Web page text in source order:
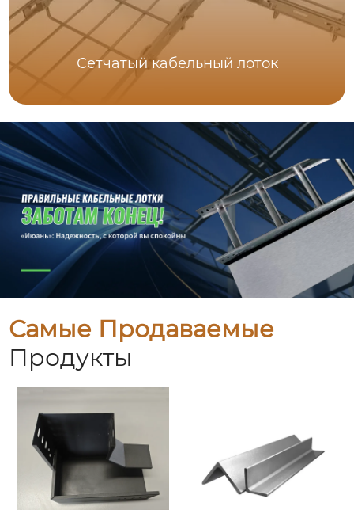
Сетчатый кабельный лоток
Самые Продаваемые
Продукты